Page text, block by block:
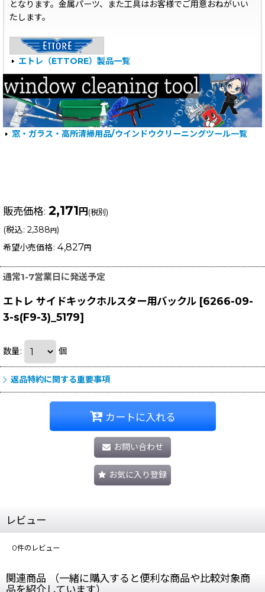
となります。金属パーツ、また工具はお客様でご用意おねがいい
たします。
エトレ（ETTORE）製品一覧
窓・ガラス・高所清掃用品/ウインドウクリーニングツール一覧
販売価格: 2,171 円 (税別)
(税込: 2,388 円)
希望小売価格: 4,827円
通常1-7営業日に発送予定
エトレ サイドキックホルスター用バックル [6266-09-
3-s(F9-3)_5179]
数量: 個
返品特約に関する重要事項
カートに入れる
お問い合わせ
お気に入り登録
レビュー
0件のレビュー
関連商品 （一緒に購入すると便利な商品や比較対象商
品を紹介しています）